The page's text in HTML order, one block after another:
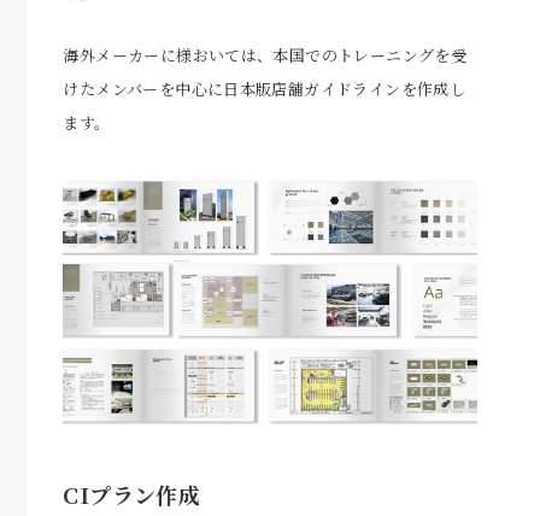
海外メーカーに様おいては、本国でのトレーニングを受
けたメンバーを中心に日本版店舗ガイドラインを作成し
ます。
CIプラン作成